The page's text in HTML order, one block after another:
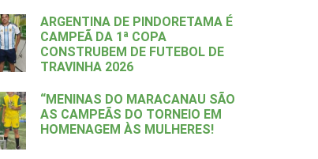
ARGENTINA DE PINDORETAMA É
CAMPEÃ DA 1ª COPA
CONSTRUBEM DE FUTEBOL DE
TRAVINHA 2026
“MENINAS DO MARACANAU SÃO
AS CAMPEÃS DO TORNEIO EM
HOMENAGEM ÀS MULHERES!